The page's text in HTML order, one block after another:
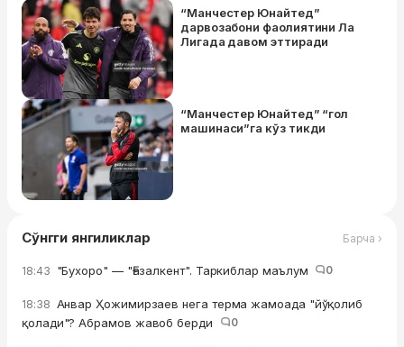
“Манчестер Юнайтед”
дарвозабони фаолиятини Ла
Лигада давом эттиради
“Манчестер Юнайтед” “гол
машинаси”га кўз тикди
Сўнгги янгиликлар Барча ›
18:43 "Бухоро" — "Ғазалкент". Таркиблар маълум 0
18:38 Анвар Ҳожимирзаев нега терма жамоада "йўқолиб
қолади"? Абрамов жавоб берди
0